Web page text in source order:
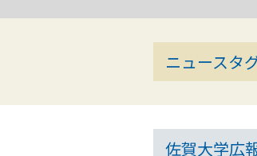
ニュースタ
佐賀大学広